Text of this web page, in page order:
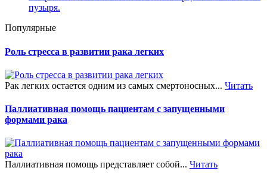
пузыря.
Популярные
Роль стресса в развитии рака легких
Рак легких остается одним из самых смертоносных... Читать
Паллиативная помощь пациентам с запущенными
формами рака
Паллиативная помощь представляет собой... Читать